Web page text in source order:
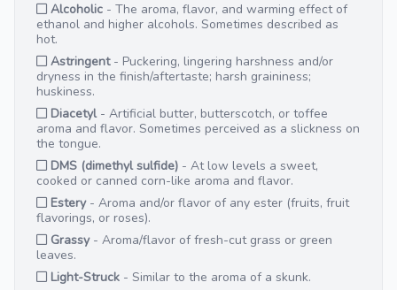
Alcoholic - The aroma, flavor, and warming effect of
ethanol and higher alcohols. Sometimes described as
hot.
Astringent- Puckering, lingering harshness and/or
dryness in the finish/aftertaste; harsh graininess;
huskiness.
Diacetyl- Artificial butter, butterscotch, or toffee
aroma and flavor. Sometimes perceived as a slickness on
the tongue.
DMS (dimethyl sulfide) - At low levels a sweet,
cooked or canned corn-like aroma and flavor.
Estery- Aroma and/or flavor of any ester (fruits, fruit
flavorings, or roses).
Grassy- Aroma/flavor of fresh-cut grass or green
leaves.
Light-Struck - Similar to the aroma of a skunk.